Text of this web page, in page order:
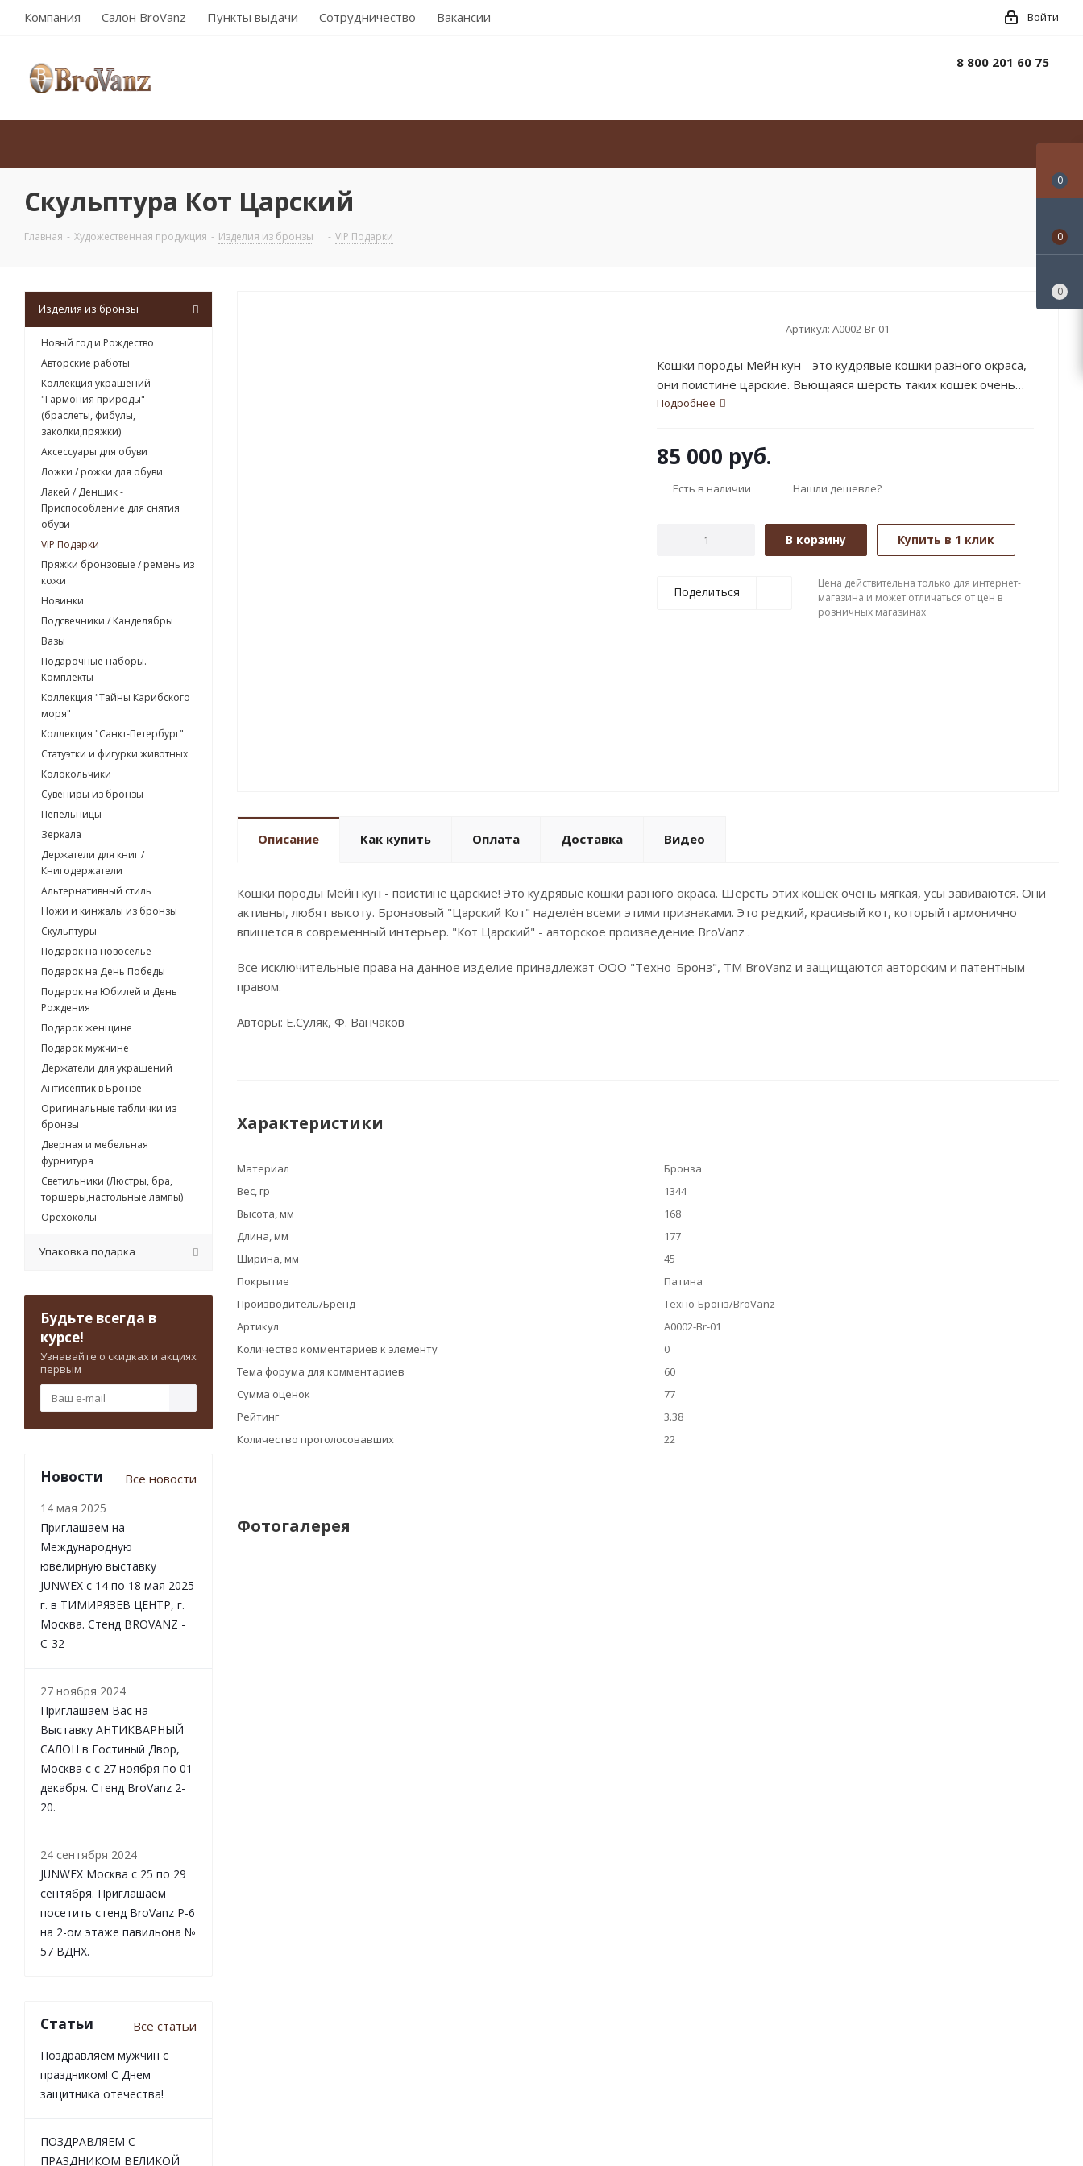
Компания Салон BroVanz Пункты выдачи Сотрудничество Вакансии Войти
8 800 201 60 75
Скульптура Кот Царский
Главная - Художественная продукция - Изделия из бронзы - VIP Подарки
Артикул: A0002-Br-01
Кошки породы Мейн кун - это кудрявые кошки разного окраса,
они поистине царские. Вьющаяся шерсть таких кошек очень
мягкая, даже усы у них завиваются. Царские коты в жизни
произведение, которое гармонично впишется в современный
интерьер.
патентным правом.
Подробнее
85 000 руб.
Есть в наличии Нашли дешевле?
В корзину Купить в 1 клик
Поделиться
Цена действительна только для интернет-
магазина и может отличаться от цен в
розничных магазинах
Описание Как купить Оплата Доставка Видео
Кошки породы Мейн кун - поистине царские! Это кудрявые кошки разного окраса. Шерсть этих кошек очень мягкая, усы завиваются. Они
активны, любят высоту. Бронзовый "Царский Кот" наделён всеми этими признаками. Это редкий, красивый кот, который гармонично
впишется в современный интерьер. "Кот Царский" - авторское произведение BroVanz .
Все исключительные права на данное изделие принадлежат ООО "Техно-Бронз", ТМ BroVanz и защищаются авторским и патентным
правом.
Авторы: Е.Суляк, Ф. Ванчаков
Характеристики
Материал
Бронза
Вес, гр
1344
Высота, мм
168
Длина, мм
177
Ширина, мм
45
Покрытие
Патина
Производитель/Бренд
Техно-Бронз/BroVanz
Артикул
A0002-Br-01
Количество комментариев к элементу
0
Тема форума для комментариев
60
Сумма оценок
77
Рейтинг
3.38
Количество проголосовавших
22
Фотогалерея
Изделия из бронзы
Новый год и Рождество
Авторские работы
Коллекция украшений
"Гармония природы"
(браслеты, фибулы,
заколки,пряжки)
Аксессуары для обуви
Ложки / рожки для обуви
Лакей / Денщик -
Приспособление для снятия
обуви
VIP Подарки
Пряжки бронзовые / ремень из
кожи
Новинки
Подсвечники / Канделябры
Вазы
Подарочные наборы.
Комплекты
Коллекция "Тайны Карибского
моря"
Коллекция "Санкт-Петербург"
Статуэтки и фигурки животных
Колокольчики
Сувениры из бронзы
Пепельницы
Зеркала
Держатели для книг /
Книгодержатели
Альтернативный стиль
Ножи и кинжалы из бронзы
Скульптуры
Подарок на новоселье
Подарок на День Победы
Подарок на Юбилей и День
Рождения
Подарок женщине
Подарок мужчине
Держатели для украшений
Антисептик в Бронзе
Оригинальные таблички из
бронзы
Дверная и мебельная
фурнитура
Светильники (Люстры, бра,
торшеры,настольные лампы)
Орехоколы
Упаковка подарка
Будьте всегда в
курсе!
Узнавайте о скидках и акциях
первым
Новости Все новости
14 мая 2025
Приглашаем на
Международную
ювелирную выставку
JUNWEX с 14 по 18 мая 2025
г. в ТИМИРЯЗЕВ ЦЕНТР, г.
Москва. Стенд BROVANZ -
С-32
27 ноября 2024
Приглашаем Вас на
Выставку АНТИКВАРНЫЙ
САЛОН в Гостиный Двор,
Москва с с 27 ноября по 01
декабря. Стенд BroVanz 2-
20.
24 сентября 2024
JUNWEX Москва с 25 по 29
сентября. Приглашаем
посетить стенд BroVanz Р-6
на 2-ом этаже павильона №
57 ВДНХ.
Статьи Все статьи
Поздравляем мужчин с
праздником! С Днем
защитника отечества!
ПОЗДРАВЛЯЕМ С
ПРАЗДНИКОМ ВЕЛИКОЙ
0
0
0